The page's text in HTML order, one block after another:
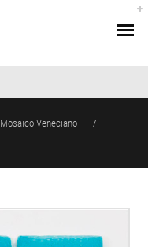
Mosaico Veneciano /